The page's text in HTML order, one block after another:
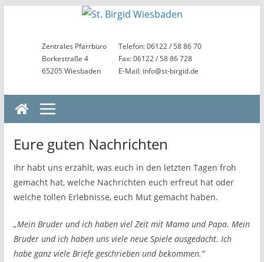
springenZentrales Pfarrbüro
Borkestraße 4
65205 Wiesbaden
Telefon: 06122 / 58 86 70
Fax: 06122 / 58 86 728
E-Mail: info@st-birgid.de
Eure guten Nachrichten
Ihr habt uns erzählt, was euch in den letzten Tagen froh
gemacht hat, welche Nachrichten euch erfreut hat oder
welche tollen Erlebnisse, euch Mut gemacht haben.
„Mein Bruder und ich haben viel Zeit mit Mama und Papa. Mein
Bruder und ich haben uns viele neue Spiele ausgedacht. Ich
habe ganz viele Briefe geschrieben und bekommen.“